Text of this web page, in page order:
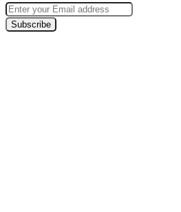
Enter
your
Email